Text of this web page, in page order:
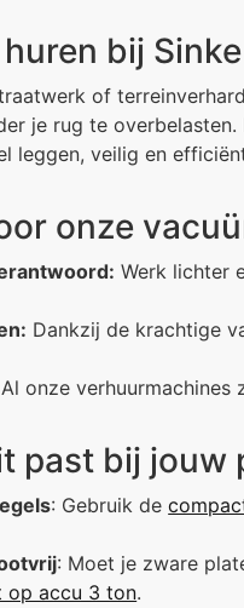
bij
of
je rug te
leggen, veilig en
onze
Werk lichter
Dankzij de krachtige
Al onze
past bij jouw
: Gebruik de
: Moet je zware
op accu 3 ton.